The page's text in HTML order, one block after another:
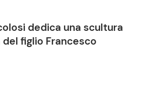
dedica una scultura
figlio Francesco